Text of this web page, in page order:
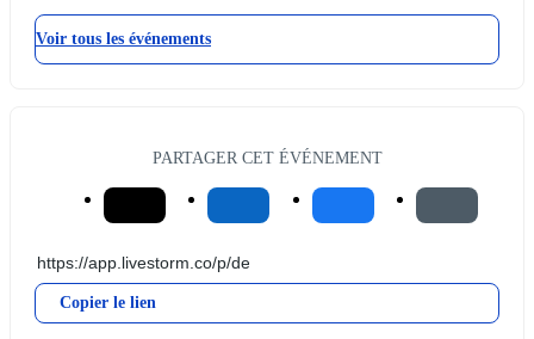
Voir tous les événements
PARTAGER CET ÉVÉNEMENT
Copier le lien